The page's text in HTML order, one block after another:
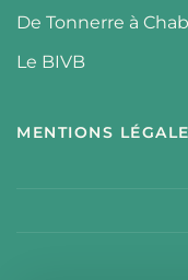
De Tonnerre à
Le BIVB
MENTIONS